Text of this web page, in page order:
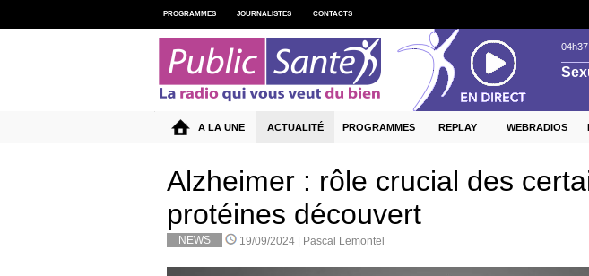
Alzheimer : rôle crucial des
protéines découvert
NEWS 19/09/2024 | Pascal Lemontel
PROGRAMMES JOURNALISTES CONTACTS
A LA UNE ACTUALITÉ PROGRAMMES REPLAY WEBRADIOS